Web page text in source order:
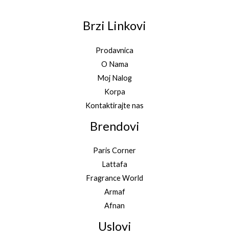
Brzi Linkovi
Prodavnica
O Nama
Moj Nalog
Korpa
Kontaktirajte nas
Brendovi
Paris Corner
Lattafa
Fragrance World
Armaf
Afnan
Uslovi